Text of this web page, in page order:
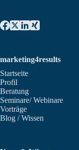
marketing4results
Startseite
Profil
Beratung
Seminare/ Webinare
Vorträge
Blog / Wissen